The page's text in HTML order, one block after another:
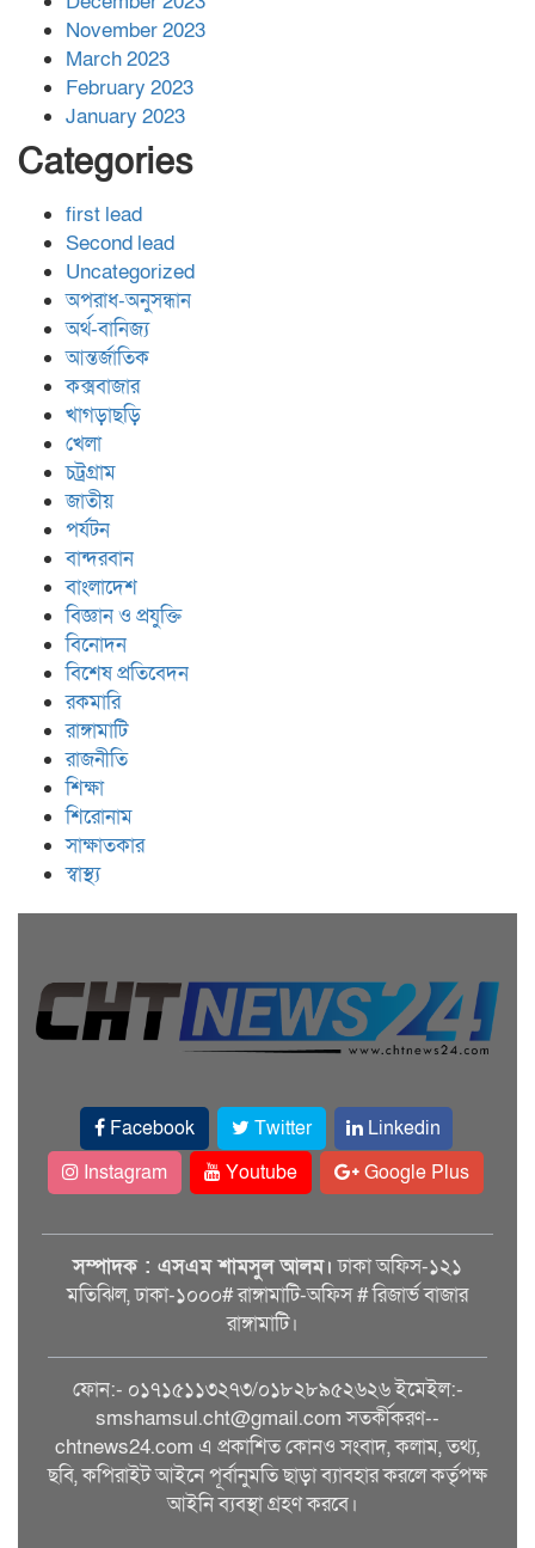
November 2023
March 2023
February 2023
January 2023
Categories
first lead
Second lead
Uncategorized
অপরাধ-অনুসন্ধান
অর্থ-বানিজ্য
আন্তর্জাতিক
কক্সবাজার
খাগড়াছড়ি
খেলা
চট্রগ্রাম
জাতীয়
পর্যটন
বান্দরবান
বাংলাদেশ
বিজ্ঞান ও প্রযুক্তি
বিনোদন
বিশেষ প্রতিবেদন
রকমারি
রাঙ্গামাটি
রাজনীতি
শিক্ষা
শিরোনাম
সাক্ষাতকার
স্বাস্থ্য
Facebook Twitter
Linkedin
Instagram
Youtube Google Plus
সম্পাদক : এসএম শামসুল আলম। ঢাকা অফিস-১২১
মতিঝিল, ঢাকা-১০০০# রাঙ্গামাটি-অফিস # রিজার্ভ বাজার
রাঙ্গামাটি।
ফোন:- ০১৭১৫১১৩২৭৩/০১৮২৮৯৫২৬২৬ ইমেইল:-
smshamsul.cht@gmail.com সতর্কীকরণ--
chtnews24.com এ প্রকাশিত কোনও সংবাদ, কলাম, তথ্য,
ছবি, কপিরাইট আইনে পূর্বানুমতি ছাড়া ব্যাবহার করলে কর্তৃপক্ষ
আইনি ব্যবস্থা গ্রহণ করবে।